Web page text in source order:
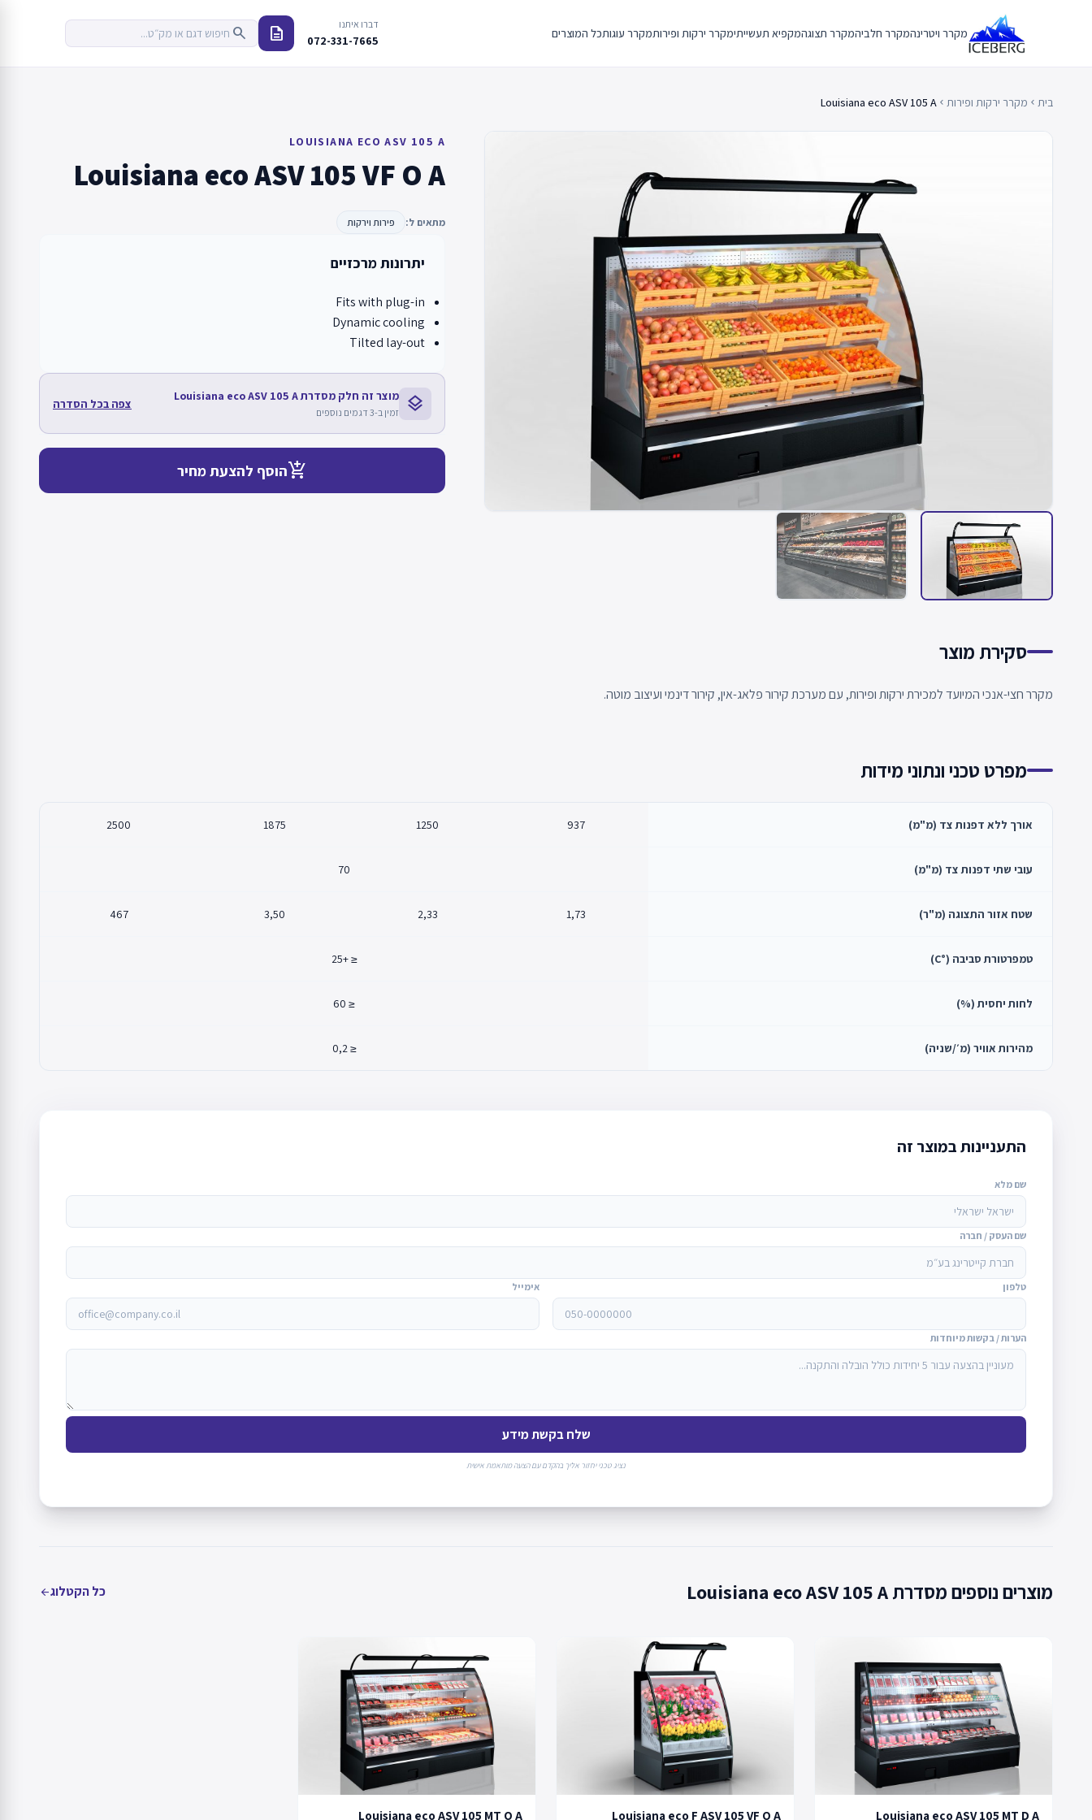
מקרר ויטרינהמקרר חלביהמקרר תצוגהמקפיא תעשייתימקרר ירקות ופירותמקרר עוגותכל המוצרים
דברו איתנו
072-331-7665
description
search
בית chevron_left מקרר ירקות ופירות chevron_left
Louisiana eco ASV 105 A
LOUISIANA ECO ASV 105 A
Louisiana eco ASV 105 VF O A
מתאים ל: פירות וירקות
יתרונות מרכזיים
Fits with plug-in
Dynamic cooling
Tilted lay-out
layers מוצר זה חלק מסדרת Louisiana eco ASV 105 A
זמין ב-3 דגמים נוספים
צפה בכל הסדרה
add_shopping_cartהוסף להצעת מחיר
סקירת מוצר
מקרר חצי-אנכי המיועד למכירת ירקות ופירות, עם מערכת קירור פלאג-אין, קירור דינמי ועיצוב מוטה.
מפרט טכני ונתוני מידות
אורך ללא דפנות צד (מ"מ) 937
1250
1875
2500
עובי שתי דפנות צד (מ"מ) 70
שטח אזור התצוגה (מ"ר) 1,73
2,33
3,50
467
טמפרטורת סביבה (°C) ≤ +25
לחות יחסית (%) ≤ 60
מהירות אוויר (מ׳/שניה) ≤ 0,2
התעניינות במוצר זה
שם מלא
שם העסק / חברה
טלפון אימייל
הערות / בקשות מיוחדות
שלח בקשת מידע
נציג טכני יחזור אליך בהקדם עם הצעה מותאמת אישית
מוצרים נוספים מסדרת Louisiana eco ASV 105 A כל הקטלוגarrow_back
Louisiana eco ASV 105 MT D A
Louisiana eco F ASV 105 VF O A
Louisiana eco ASV 105 MT O A